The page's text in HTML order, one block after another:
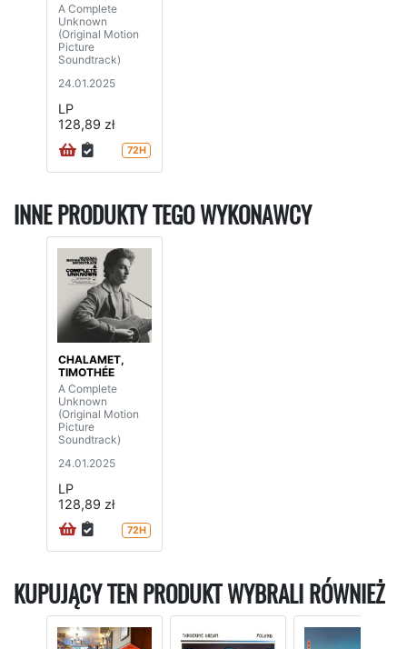
A Complete
Unknown
(Original Motion
Picture
Soundtrack)
24.01.2025
LP
128,89 zł
72H
INNE PRODUKTY TEGO WYKONAWCY
CHALAMET,
TIMOTHÉE
A Complete
Unknown
(Original Motion
Picture
Soundtrack)
24.01.2025
LP
128,89 zł
72H
KUPUJĄCY TEN PRODUKT WYBRALI RÓWNIEŻ